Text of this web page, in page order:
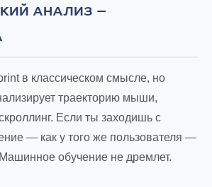
АНАЛИЗ —
в классическом смысле, но
траекторию мыши,
Если ты заходишь с
— как у того же пользователя —
обучение не дремлет.